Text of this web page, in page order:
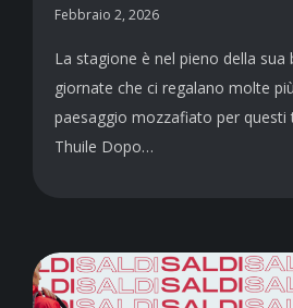
Febbraio 2, 2026
La stagione è nel pieno della sua
giornate che ci regalano molte
paesaggio mozzafiato per questi
Thuile Dopo…